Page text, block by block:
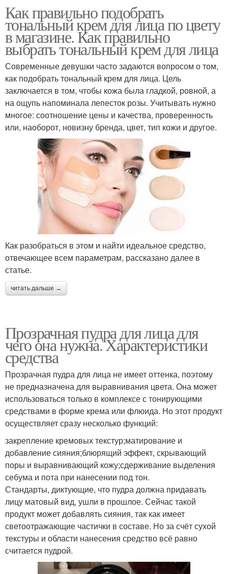
Как правильно подобрать
тональный крем для лица по цвету
в магазине. Как правильно
выбрать тональный крем для лица
Современные девушки часто задаются вопросом о том,
как подобрать тональный крем для лица. Цель
заключается в том, чтобы кожа была гладкой, ровной, а
на ощупь напоминала лепесток розы. Учитывать нужно
многое: соотношение цены и качества, проверенность
или, наоборот, новизну бренда, цвет, тип кожи и другое.
Как разобраться в этом и найти идеальное средство,
отвечающее всем параметрам, рассказано далее в
статье.
читать дальше →
Прозрачная пудра для лица для
чего она нужна. Характеристики
средства
Прозрачная пудра для лица не имеет оттенка, поэтому
не предназначена для выравнивания цвета. Она может
использоваться только в комплексе с тонирующими
средствами в форме крема или флюида. Но этот продукт
осуществляет сразу несколько функций:
закрепление кремовых текстур;матирование и
добавление сияния;блюрящий эффект, скрывающий
поры и выравнивающий кожу;сдерживание выделения
себума и пота при нанесении под тон.
Стандарты, диктующие, что пудра должна придавать
лицу матовый вид, ушли в прошлое. Сейчас такой
продукт может добавлять сияния, так как имеет
светоотражающие частички в составе. Но за счёт сухой
текстуры и области нанесения средство всё равно
считается пудрой.